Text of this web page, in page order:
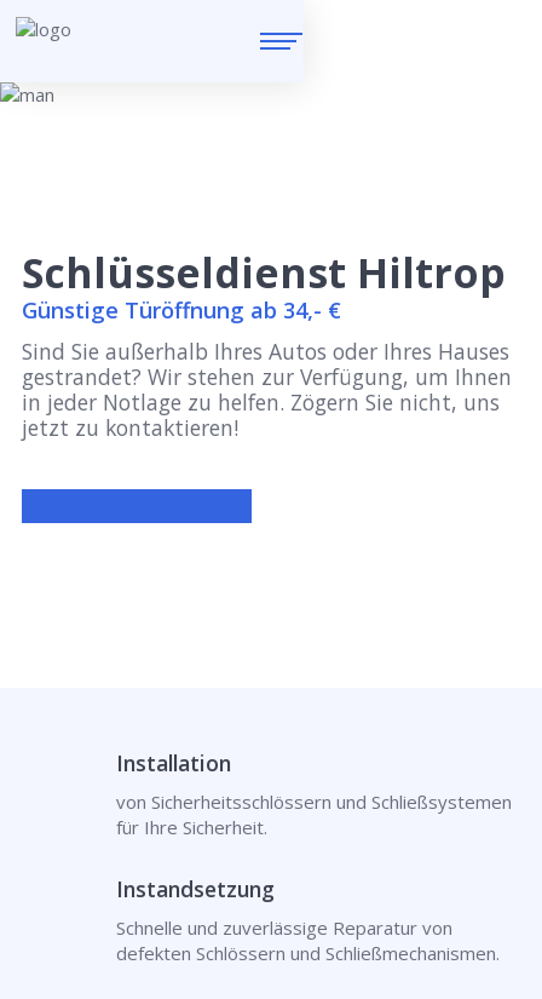
Schlüsseldienst Hiltrop
Günstige Türöffnung ab 34,- €
Sind Sie außerhalb Ihres Autos oder Ihres Hauses
gestrandet? Wir stehen zur Verfügung, um Ihnen
in jeder Notlage zu helfen. Zögern Sie nicht, uns
jetzt zu kontaktieren!
Installation
von Sicherheitsschlössern und Schließsystemen
für Ihre Sicherheit.
Instandsetzung
Schnelle und zuverlässige Reparatur von
defekten Schlössern und Schließmechanismen.